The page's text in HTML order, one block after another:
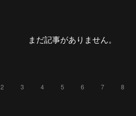
まだ記事がありません。
2 3 4 5 6 7 8